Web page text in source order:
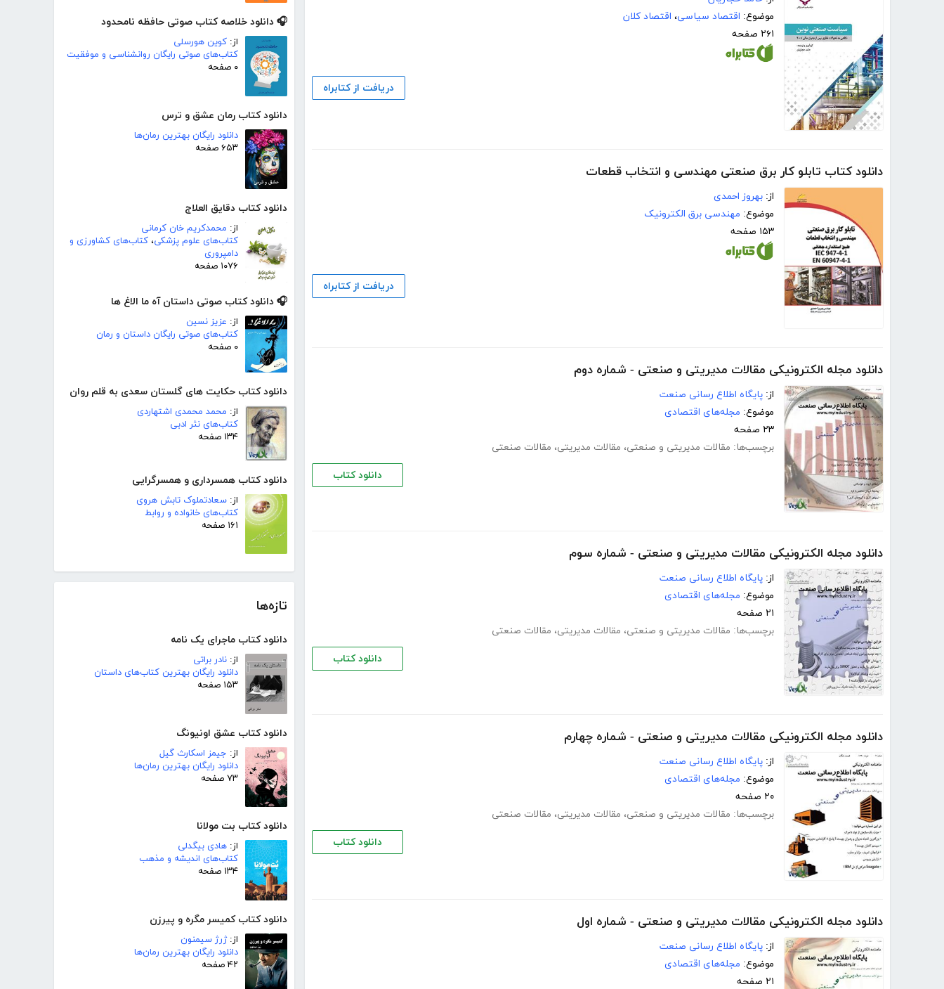
🎧 دانلود خلاصه کتاب صوتی حافظه نامحدود
از: کوین هورسلی
کتاب‌های صوتی رایگان روانشناسی و موفقیت
۰ صفحه
دانلود کتاب رمان عشق و ترس
دانلود رایگان بهترین رمان‌ها
۶۵۳ صفحه
دانلود کتاب دقایق العلاج
از: محمدکریم خان کرمانی
کتاب‌های علوم پزشکی، کتاب‌های کشاورزی و
دامپروری
۱۰۷۶ صفحه
🎧 دانلود کتاب صوتی داستان آه ما الاغ ها
از: عزیز نسین
کتاب‌های صوتی رایگان داستان و رمان
۰ صفحه
دانلود کتاب حکایت های گلستان سعدی به قلم روان
از: محمد محمدی اشتهاردی
کتاب‌های نثر ادبی
۱۳۴ صفحه
دانلود کتاب همسرداری و همسرگرایی
از: سعادتملوک تابش هروی
کتاب‌های خانواده و روابط
۱۶۱ صفحه
تازه‌ها
دانلود کتاب ماجرای یک نامه
از: نادر براتی
دانلود رایگان بهترین کتاب‌های داستان
۱۵۳ صفحه
دانلود کتاب عشق اونیونگ
از: جیمز اسکارث گیل
دانلود رایگان بهترین رمان‌ها
۷۳ صفحه
دانلود کتاب بت مولانا
از: هادی بیگدلی
کتاب‌های اندیشه و مذهب
۱۳۴ صفحه
دانلود کتاب کمیسر مگره و پیرزن
از:ژرژ سیمنون
دانلود رایگان بهترین رمان‌ها
۴۲ صفحه
موضوع: اقتصاد سیاسی، اقتصاد کلان
۲۶۱ صفحه
دریافت از کتابراه
دانلود کتاب تابلو کار برق صنعتی مهندسی و انتخاب قطعات
از: بهروز احمدی
موضوع: مهندسی برق الکترونیک
۱۵۳ صفحه
دریافت از کتابراه
دانلود مجله الکترونیکی مقالات مدیریتی و صنعتی - شماره دوم
از: پایگاه اطلاع رسانی صنعت
موضوع: مجله‌های اقتصادی
۲۳ صفحه
برچسب‌ها: مقالات مدیریتی و صنعتی، مقالات مدیریتی، مقالات صنعتی
دانلود کتاب
دانلود مجله الکترونیکی مقالات مدیریتی و صنعتی - شماره سوم
از: پایگاه اطلاع رسانی صنعت
موضوع: مجله‌های اقتصادی
۲۱ صفحه
برچسب‌ها: مقالات مدیریتی و صنعتی، مقالات مدیریتی، مقالات صنعتی
دانلود کتاب
دانلود مجله الکترونیکی مقالات مدیریتی و صنعتی - شماره چهارم
از: پایگاه اطلاع رسانی صنعت
موضوع: مجله‌های اقتصادی
۲۰ صفحه
برچسب‌ها: مقالات مدیریتی و صنعتی، مقالات مدیریتی، مقالات صنعتی
دانلود کتاب
دانلود مجله الکترونیکی مقالات مدیریتی و صنعتی - شماره اول
از: پایگاه اطلاع رسانی صنعت
موضوع: مجله‌های اقتصادی
۲۱ صفحه